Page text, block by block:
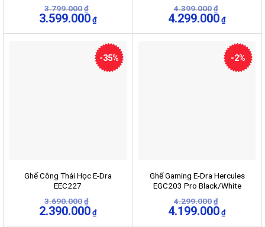
3.799.000 ₫
Giá
gốc
là:
3.599.000 ₫Giá
tại
3.599.000₫.
4.399.000 ₫
Giá
gốc
là:
4.299.000 ₫
tại
-35%
Ghế Công Thái Học E-Dra
EEC227
3.690.000 ₫
Giá
gốc
là:
2.390.000 ₫Giá
tại
-2%
Ghế Gaming E-Dra Hercules
EGC203 Pro Black/White
4.299.000 ₫
Giá
gốc
là:
4.199.000 ₫
tại